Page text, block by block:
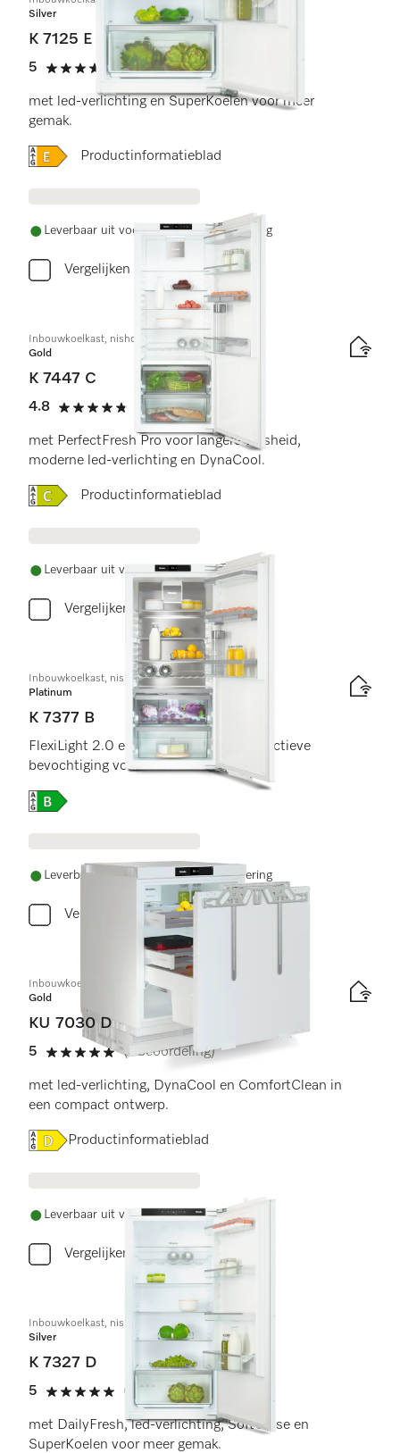
Silver
K 7125 E
5
5 sterren op 5
(2 beoordelingen)
met led-verlichting en SuperKoelen voor meer
gemak.
Online Label Flag, Energielabel
Productinformatieblad
Leverbaar uit voorraad met gratis levering
Vergelijken
Inbouwkoelkast, nishoogte 140 cm
Gold
K 7447 C
4.8
4.8 sterren op 5
(5 beoordelingen)
met PerfectFresh Pro voor langere versheid,
moderne led-verlichting en DynaCool.
Online Label Flag, Energielabel
Productinformatieblad
Leverbaar uit voorraad met gratis levering
Vergelijken
Inbouwkoelkast, nishoogte 122 cm
Platinum
K 7377 B
FlexiLight 2.0 en PerfectFresh Active, actieve
bevochtiging voor max. frisheid.
Online Label Flag, Energielabel
Leverbaar uit voorraad met gratis levering
Vergelijken
Inbouwkoelkast, nishoogte 82–88 cm
Gold
KU 7030 D
5
5 sterren op 5
(1 beoordeling)
met led-verlichting, DynaCool en ComfortClean in
een compact ontwerp.
Online Label Flag, Energielabel
Productinformatieblad
Leverbaar uit voorraad met gratis levering
Vergelijken
Inbouwkoelkast, nishoogte 122 cm
Silver
K 7327 D
5
5 sterren op 5
(1 beoordeling)
met DailyFresh, led-verlichting, SoftClose en
SuperKoelen voor meer gemak.